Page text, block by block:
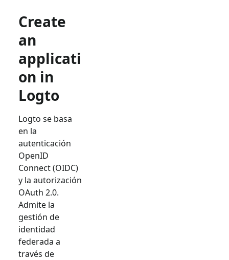
Create
an
applicati
on in
Logto
Logto se basa
en la
autenticación
OpenID
Connect (OIDC)
y la autorización
OAuth 2.0.
Admite la
gestión de
identidad
federada a
través de